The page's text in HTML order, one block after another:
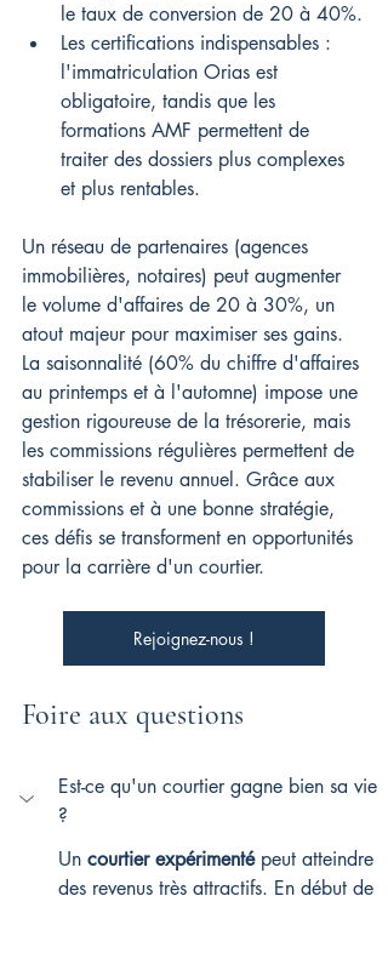
le taux de conversion de 20 à 40%.
Les certifications indispensables :
l'immatriculation Orias est
obligatoire, tandis que les
formations AMF permettent de
traiter des dossiers plus complexes
et plus rentables.
Un réseau de partenaires (agences
immobilières, notaires) peut augmenter
le volume d'affaires de 20 à 30%, un
atout majeur pour maximiser ses gains.
La saisonnalité (60% du chiffre d'affaires
au printemps et à l'automne) impose une
gestion rigoureuse de la trésorerie, mais
les commissions régulières permettent de
stabiliser le revenu annuel. Grâce aux
commissions et à une bonne stratégie,
ces défis se transforment en opportunités
pour la carrière d'un courtier.
Rejoignez-nous !
Foire aux questions
Est-ce qu'un courtier gagne bien sa vie
?
Un courtier expérimenté peut atteindre
des revenus très attractifs. En début de